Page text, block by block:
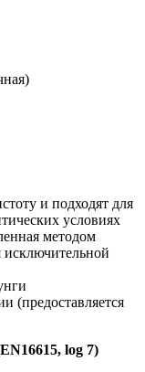
и подходят для
условиях
методом
исключительной
(предоставляется
log 7)